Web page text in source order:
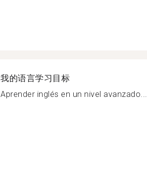
我的语言学习目标
Aprender inglés en un nivel avanzado...